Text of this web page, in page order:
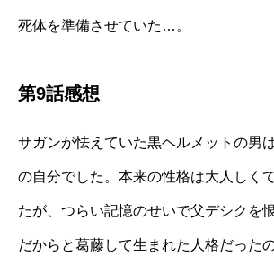
死体を準備させていた…。
第9話感想
サガンが怯えていた黒ヘルメットの男
の自分でした。本来の性格は大人しく
たが、つらい記憶のせいで父デシクを
だからと葛藤して生まれた人格だった